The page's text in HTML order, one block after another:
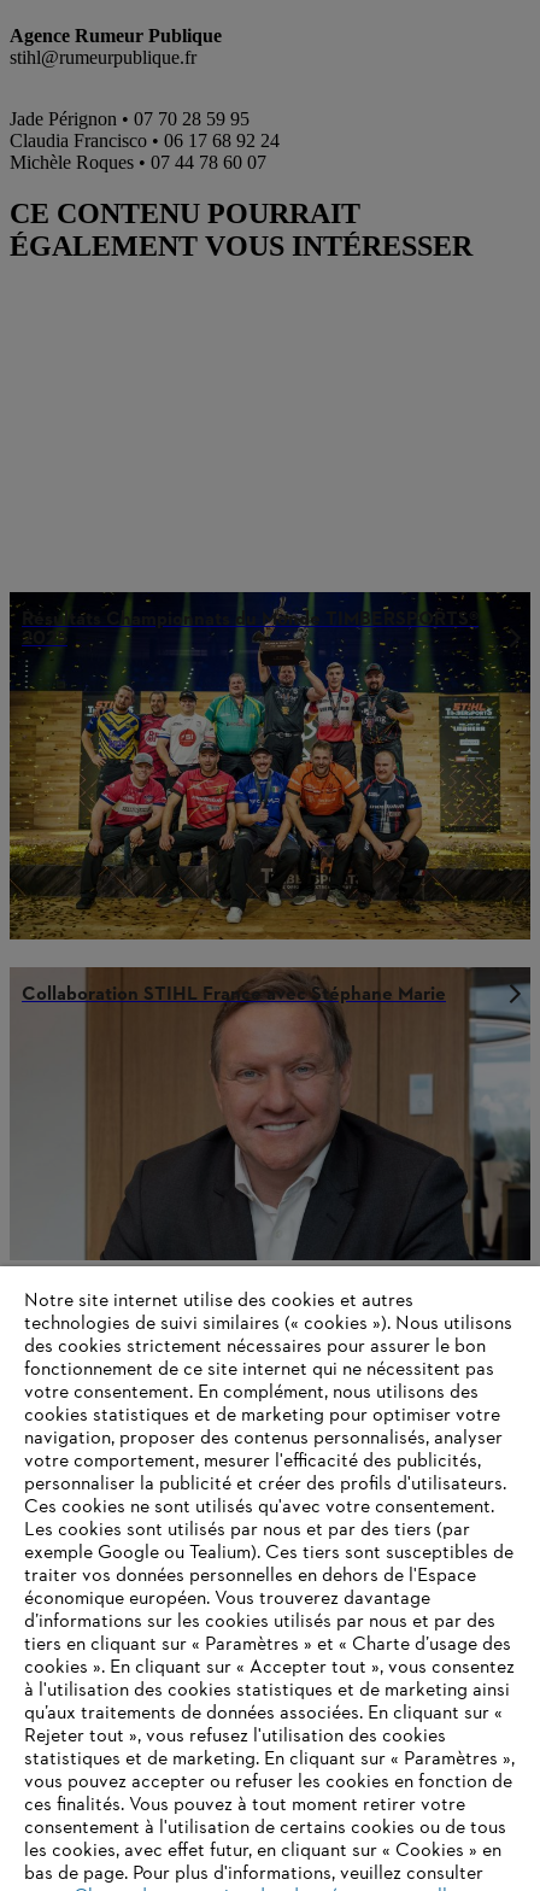
Agence Rumeur Publique
stihl@rumeurpublique.fr
Jade Pérignon • 07 70 28 59 95
Claudia Francisco • 06 17 68 92 24
Michèle Roques • 07 44 78 60 07
CE CONTENU POURRAIT
ÉGALEMENT VOUS INTÉRESSER
Résultats Championnats du Monde TIMBERSPORTS®
2025
Collaboration STIHL France avec Stéphane Marie
STIHL se développe en Afrique
Informations pour les fournisseurs
Produits
Contact
Carrière
Système d'alerte
Notre site internet utilise des cookies et autres
technologies de suivi similaires (« cookies »). Nous utilisons
des cookies strictement nécessaires pour assurer le bon
fonctionnement de ce site internet qui ne nécessitent pas
votre consentement. En complément, nous utilisons des
cookies statistiques et de marketing pour optimiser votre
navigation, proposer des contenus personnalisés, analyser
votre comportement, mesurer l'efficacité des publicités,
personnaliser la publicité et créer des profils d'utilisateurs.
Ces cookies ne sont utilisés qu'avec votre consentement.
Les cookies sont utilisés par nous et par des tiers (par
exemple Google ou Tealium). Ces tiers sont susceptibles de
traiter vos données personnelles en dehors de l'Espace
économique européen. Vous trouverez davantage
d’informations sur les cookies utilisés par nous et par des
tiers en cliquant sur « Paramètres » et « Charte d’usage des
cookies ». En cliquant sur « Accepter tout », vous consentez
à l'utilisation des cookies statistiques et de marketing ainsi
qu’aux traitements de données associées. En cliquant sur «
Rejeter tout », vous refusez l'utilisation des cookies
statistiques et de marketing. En cliquant sur « Paramètres »,
vous pouvez accepter ou refuser les cookies en fonction de
ces finalités. Vous pouvez à tout moment retirer votre
consentement à l'utilisation de certains cookies ou de tous
les cookies, avec effet futur, en cliquant sur « Cookies » en
bas de page. Pour plus d'informations, veuillez consulter